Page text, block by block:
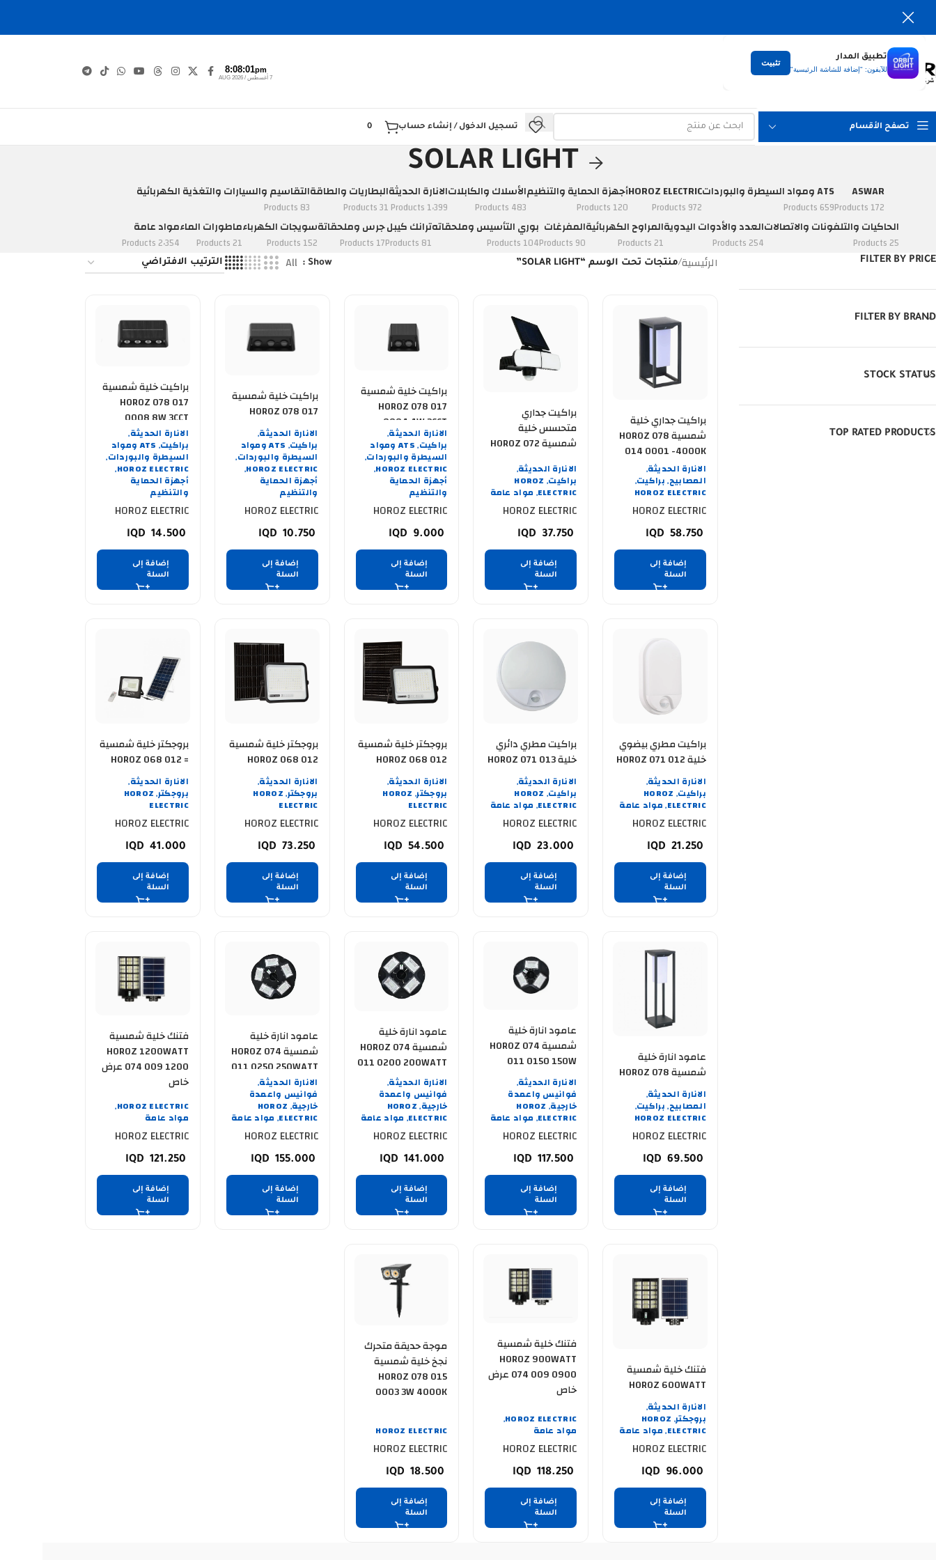
تطبيق المدار
للآيفون: "إضافة للشاشة الرئيسية"
تثبيت التوصيل
لكل العراق
8:08:02pm
7 أغسطس / AUG 2026
تصفح الأقسام تسجيل الدخول / إنشاء حساب 0
SOLAR LIGHT
ASWAR
172 Products
ATS ومواد السيطرة والبوردات
659 Products
HOROZ ELECTRIC
972 Products
أجهزة الحماية والتنظيم
120 Products
الأسلاك والكابلات
483 Products
الانارة الحديثة
1٬399 Products
البطاريات والطاقة
31 Products
التقاسيم والسيارات والتغذية الكهربائية
83 Products
الحاكيات والتلفونات والاتصالات
25 Products
العدد والأدوات اليدوية
254 Products
المراوح الكهربائية
21 Products
المفرغات
90 Products
بوري التأسيس وملحقاته
104 Products
ترانك كيبل
81 Products
جرس وملحقاتة
17 Products
سويجات الكهرباء
152 Products
ماطورات الماء
21 Products
مواد عامة
2٬354 Products
FILTER BY PRICE
FILTER BY BRAND
STOCK STATUS
TOP RATED PRODUCTS
الرئيسية/منتجات تحت الوسم “SOLAR LIGHT” Show
All
براكيت جداري خلية
شمسية HOROZ 078
014 0001 -4000K
الانارة الحديثة,
المصابيح, براكيت,
HOROZ ELECTRIC
HOROZ ELECTRIC
58.750
إضافة إلى
السلة
براكيت جداري
متحسس خلية
شمسية HOROZ 072
عرض خاص
الانارة الحديثة,
براكيت,
HOROZ
ELECTRIC
, مواد عامة
HOROZ ELECTRIC
37.750
إضافة إلى
السلة
براكيت خلية شمسية
HOROZ 078 017
0004 4W 3CCT
الانارة الحديثة,
براكيت, ATS ومواد
السيطرة والبوردات,
HOROZ ELECTRIC
,
أجهزة الحماية
والتنظيم
HOROZ ELECTRIC
9.000
إضافة إلى
السلة
براكيت خلية شمسية
HOROZ 078 017
0006 6W 3CCT
الانارة الحديثة,
براكيت, ATS ومواد
السيطرة والبوردات,
HOROZ ELECTRIC
,
أجهزة الحماية
والتنظيم
HOROZ ELECTRIC
10.750
إضافة إلى
السلة
براكيت خلية شمسية
HOROZ 078 017
0008 8W 3CCT
الانارة الحديثة,
براكيت, ATS ومواد
السيطرة والبوردات,
HOROZ ELECTRIC
,
أجهزة الحماية
والتنظيم
HOROZ ELECTRIC
14.500
إضافة إلى
السلة
براكيت مطري بيضوي
خلية HOROZ 071 012
0010 HECTOR-10
الانارة الحديثة,
براكيت,
HOROZ
ELECTRIC
, مواد عامة
HOROZ ELECTRIC
21.250
إضافة إلى
السلة
براكيت مطري دائري
خلية HOROZ 071 013
0015 SENSOR-15W
الانارة الحديثة,
براكيت,
HOROZ
ELECTRIC
, مواد عامة
HOROZ ELECTRIC
23.000
إضافة إلى
السلة
بروجكتر خلية شمسية
HOROZ 068 012
2200 200W
3CCTوصل حديثا
الانارة الحديثة,
بروجكتر,
HOROZ
ELECTRIC
HOROZ ELECTRIC
54.500
إضافة إلى
السلة
بروجكتر خلية شمسية
HOROZ 068 012
حديثا
الانارة الحديثة,
بروجكتر,
HOROZ
ELECTRIC
HOROZ ELECTRIC
73.250
إضافة إلى
السلة
بروجكتر خلية شمسية
= HOROZ 068 012
عرض خاص
الانارة الحديثة,
بروجكتر,
HOROZ
ELECTRIC
HOROZ ELECTRIC
41.000
إضافة إلى
السلة
عامود انارة خلية
شمسية HOROZ 078
014 0002 -4000K
الانارة الحديثة,
المصابيح, براكيت,
HOROZ ELECTRIC
HOROZ ELECTRIC
69.500
إضافة إلى
السلة
عامود انارة خلية
شمسية HOROZ 074
011 0150 150W
ARMOR-8
الانارة الحديثة,
فوانيس واعمدة
خارجية,
HOROZ
ELECTRIC
, مواد عامة
HOROZ ELECTRIC
117.500
إضافة إلى
السلة
عامود انارة خلية
شمسية HOROZ 074
011 0200 200WATT
COMBAT-200
الانارة الحديثة,
فوانيس واعمدة
خارجية,
HOROZ
ELECTRIC
, مواد عامة
HOROZ ELECTRIC
141.000
إضافة إلى
السلة
عامود انارة خلية
شمسية HOROZ 074
011 0250 250WATT
COMBAT-250
الانارة الحديثة,
فوانيس واعمدة
خارجية,
HOROZ
ELECTRIC
, مواد عامة
HOROZ ELECTRIC
155.000
إضافة إلى
السلة
فتنك خلية شمسية
HOROZ 1200WATT
074 009 1200 عرض
خاص
HOROZ ELECTRIC
,
مواد عامة
HOROZ ELECTRIC
121.250
إضافة إلى
السلة
فتنك خلية شمسية
HOROZ 600WATT
خاص
الانارة الحديثة,
بروجكتر,
HOROZ
ELECTRIC
, مواد عامة
HOROZ ELECTRIC
96.000
إضافة إلى
السلة
فتنك خلية شمسية
HOROZ 900WATT
074 009 0900 عرض
خاص
HOROZ ELECTRIC
,
مواد عامة
HOROZ ELECTRIC
118.250
إضافة إلى
السلة
موجة حديقة متحرك
نجخ خلية شمسية
HOROZ 078 015
0003 3W 4000K
HOROZ ELECTRIC
HOROZ ELECTRIC
18.500
إضافة إلى
السلة